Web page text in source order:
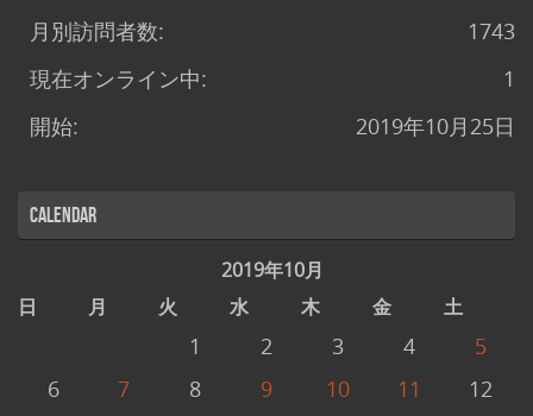
1743
月別訪問者数:
1
現在オンライン中:
2019年10月25日
開始:
Calendar
2019年10月
日
月 火 水 木 金 土
1 2 3 4
5
6
7 8 9 10 11
12